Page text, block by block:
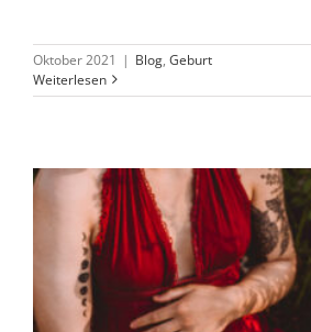
Oktober 2021 | Blog, Geburt
Weiterlesen